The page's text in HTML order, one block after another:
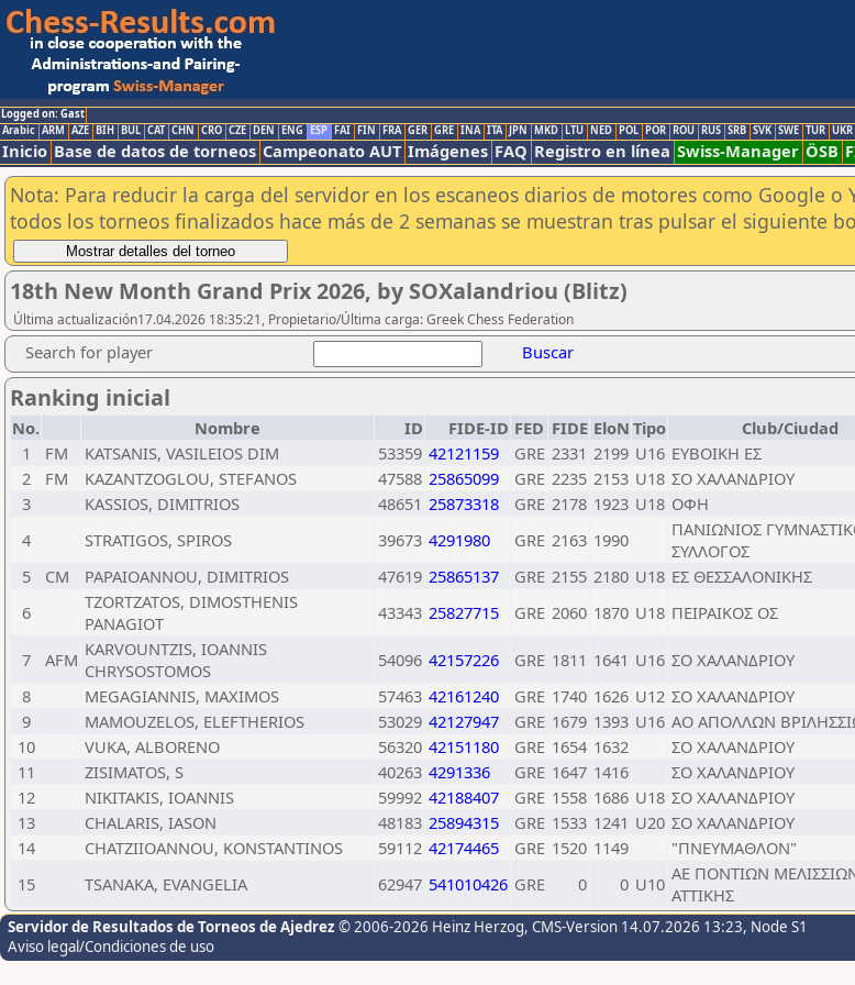
Logged on: Gast
Arabic ARM AZE BIH BUL CAT CHN CRO CZE DEN ENG ESP FAI FIN FRA GER GRE INA ITA JPN MKD LTU NED POL POR ROU RUS SRB SVK SWE TUR UKR
Inicio Base de datos de torneos Campeonato AUT Imágenes FAQ Registro en línea Swiss-Manager ÖSB
Nota: Para reducir la carga del servidor en los escaneos diarios de motores como Google o
todos los torneos finalizados hace más de 2 semanas se muestran tras pulsar el siguiente
18th New Month Grand Prix 2026, by SOXalandriou (Blitz)
Última actualización17.04.2026 18:35:21, Propietario/Última carga: Greek Chess Federation
Search for player Buscar
Ranking inicial
No. Nombre ID FIDE-ID FED FIDE EloN Tipo
Club/Ciudad
1
FM KATSANIS, VASILEIOS DIM 53359 42121159 GRE 2331 2199 U16 ΕΥΒΟΙΚΗ ΕΣ
2
FM KAZANTZOGLOU, STEFANOS 47588 25865099 GRE 2235 2153 U18 ΣΟ ΧΑΛΑΝΔΡΙΟΥ
3
KASSIOS, DIMITRIOS 48651 25873318 GRE 2178 1923 U18 ΟΦΗ
4
STRATIGOS, SPIROS 39673 4291980 GRE 2163 1990
ΠΑΝΙΩΝΙΟΣ
ΣΥΛΛΟΓΟΣ
5
CM PAPAIOANNOU, DIMITRIOS 47619 25865137 GRE 2155 2180 U18 ΕΣ ΘΕΣΣΑΛΟΝΙΚΗΣ
6
TZORTZATOS, DIMOSTHENIS
PANAGIOT
43343 25827715 GRE 2060 1870 U18 ΠΕΙΡΑΙΚΟΣ ΟΣ
7 AFM KARVOUNTZIS, IOANNIS
CHRYSOSTOMOS
54096 42157226 GRE 1811 1641 U16 ΣΟ ΧΑΛΑΝΔΡΙΟΥ
8
MEGAGIANNIS, MAXIMOS 57463 42161240 GRE 1740 1626 U12 ΣΟ ΧΑΛΑΝΔΡΙΟΥ
9
MAMOUZELOS, ELEFTHERIOS 53029 42127947 GRE 1679 1393 U16 ΑΟ ΑΠΟΛΛΩΝ
10
VUKA, ALBORENO 56320 42151180 GRE 1654 1632
ΣΟ ΧΑΛΑΝΔΡΙΟΥ
11
ZISIMATOS, S 40263 4291336 GRE 1647 1416
ΣΟ ΧΑΛΑΝΔΡΙΟΥ
12
NIKITAKIS, IOANNIS 59992 42188407 GRE 1558 1686 U18 ΣΟ ΧΑΛΑΝΔΡΙΟΥ
13
CHALARIS, IASON 48183 25894315 GRE 1533 1241 U20 ΣΟ ΧΑΛΑΝΔΡΙΟΥ
14
CHATZIIOANNOU, KONSTANTINOS 59112 42174465 GRE 1520 1149
"ΠΝΕΥΜΑΘΛΟΝ"
15
TSANAKA, EVANGELIA 62947 541010426 GRE 0 0 U10 ΑΕ ΠΟΝΤΙΩΝ
ΑΤΤΙΚΗΣ
Servidor de Resultados de Torneos de Ajedrez © 2006-2026 Heinz Herzog, CMS-Version 14.07.2026 13:23, Node S1
Aviso legal/Condiciones de uso